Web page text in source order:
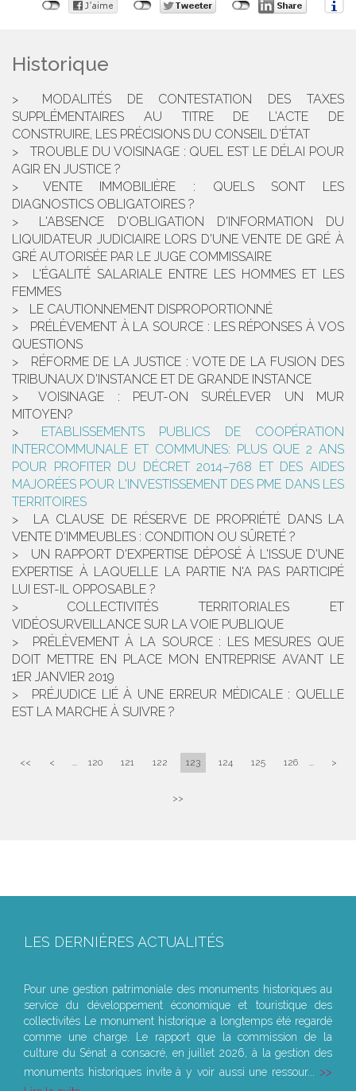
Historique
MODALITÉS DE CONTESTATION DES TAXES
SUPPLÉMENTAIRES AU TITRE DE L'ACTE DE
CONSTRUIRE, LES PRÉCISIONS DU CONSEIL D'ÉTAT
TROUBLE DU VOISINAGE : QUEL EST LE DÉLAI POUR
AGIR EN JUSTICE ?
VENTE IMMOBILIÈRE : QUELS SONT LES
DIAGNOSTICS OBLIGATOIRES ?
L'ABSENCE D'OBLIGATION D'INFORMATION DU
LIQUIDATEUR JUDICIAIRE LORS D'UNE VENTE DE GRÉ À
GRÉ AUTORISÉE PAR LE JUGE COMMISSAIRE
L'ÉGALITÉ SALARIALE ENTRE LES HOMMES ET LES
FEMMES
LE CAUTIONNEMENT DISPROPORTIONNÉ
PRÉLÈVEMENT À LA SOURCE : LES RÉPONSES À VOS
QUESTIONS
RÉFORME DE LA JUSTICE : VOTE DE LA FUSION DES
TRIBUNAUX D'INSTANCE ET DE GRANDE INSTANCE
VOISINAGE : PEUT-ON SURÉLEVER UN MUR
MITOYEN?
ETABLISSEMENTS PUBLICS DE COOPÉRATION
INTERCOMMUNALE ET COMMUNES: PLUS QUE 2 ANS
POUR PROFITER DU DÉCRET 2014–768 ET DES AIDES
MAJORÉES POUR L'INVESTISSEMENT DES PME DANS LES
TERRITOIRES
LA CLAUSE DE RÉSERVE DE PROPRIÉTÉ DANS LA
VENTE D'IMMEUBLES : CONDITION OU SÛRETÉ ?
UN RAPPORT D'EXPERTISE DÉPOSÉ À L'ISSUE D'UNE
EXPERTISE À LAQUELLE LA PARTIE N'A PAS PARTICIPÉ
LUI EST-IL OPPOSABLE ?
COLLECTIVITÉS TERRITORIALES ET
VIDÉOSURVEILLANCE SUR LA VOIE PUBLIQUE
PRÉLÈVEMENT À LA SOURCE : LES MESURES QUE
DOIT METTRE EN PLACE MON ENTREPRISE AVANT LE
1ER JANVIER 2019
PRÉJUDICE LIÉ À UNE ERREUR MÉDICALE : QUELLE
EST LA MARCHE À SUIVRE ?
<< < ... 120 121 122 123 124 125 126 ... >
>>
LES DERNIÈRES ACTUALITÉS
Pour une gestion patrimoniale des monuments historiques au
service du développement économique et touristique des
collectivités Le monument historique a longtemps été regardé
comme une charge. Le rapport que la commission de la
culture du Sénat a consacré, en juillet 2026, à la gestion des
monuments historiques invite à y voir aussi une ressour...